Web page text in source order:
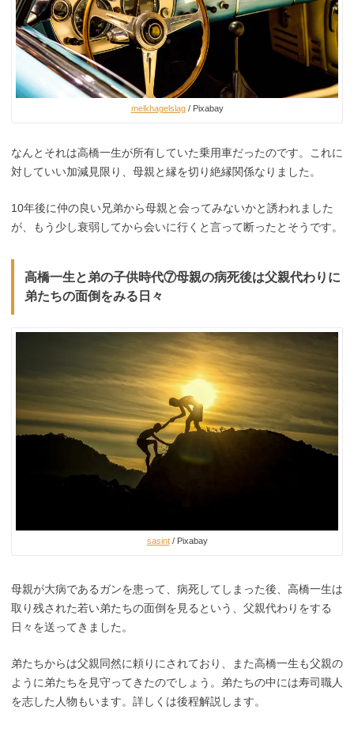
melkhagelslag/ Pixabay
なんとそれは高橋一生が所有していた乗用車だったのです。これに
対していい加減見限り、母親と縁を切り絶縁関係なりました。
10年後に仲の良い兄弟から母親と会ってみないかと誘われました
が、もう少し衰弱してから会いに行くと言って断ったとそうです。
高橋一生と弟の子供時代⑦母親の病死後は父親代わりに
弟たちの面倒をみる日々
sasint/ Pixabay
母親が大病であるガンを患って、病死してしまった後、高橋一生は
取り残された若い弟たちの面倒を見るという、父親代わりをする
日々を送ってきました。
弟たちからは父親同然に頼りにされており、また高橋一生も父親の
ように弟たちを見守ってきたのでしょう。弟たちの中には寿司職人
を志した人物もいます。詳しくは後程解説します。